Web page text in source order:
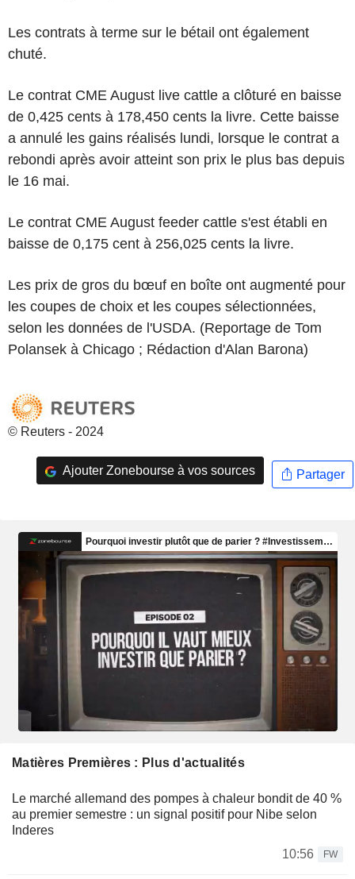
Les contrats à terme sur le bétail ont également
chuté.
Le contrat CME August live cattle a clôturé en baisse
de 0,425 cents à 178,450 cents la livre. Cette baisse
a annulé les gains réalisés lundi, lorsque le contrat a
rebondi après avoir atteint son prix le plus bas depuis
le 16 mai.
Le contrat CME August feeder cattle s'est établi en
baisse de 0,175 cent à 256,025 cents la livre.
Les prix de gros du bœuf en boîte ont augmenté pour
les coupes de choix et les coupes sélectionnées,
selon les données de l'USDA. (Reportage de Tom
Polansek à Chicago ; Rédaction d'Alan Barona)
© Reuters - 2024
Ajouter Zonebourse à vos sources Partager
Matières Premières : Plus d'actualités
Le marché allemand des pompes à chaleur bondit de 40 %
au premier semestre : un signal positif pour Nibe selon
Inderes
10:56
FW